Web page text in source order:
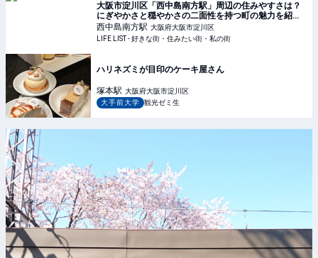
大阪市淀川区「西中島南方駅」周辺の住みやすさは？
にぎやかさと穏やかさの二面性を持つ町の魅力を紹介 -
LIFE LIST - 好きな街・住みたい街・私の街
西中島南方駅 大阪府大阪市淀川区
LIFE LIST - 好きな街・住みたい街・私の街
ハリネズミが目印のケーキ屋さん
塚本駅 大阪府大阪市淀川区
大手前大学
観光ゼミ生